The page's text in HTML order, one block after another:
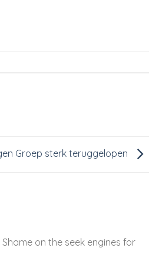
Groep sterk teruggelopen
on the seek engines for